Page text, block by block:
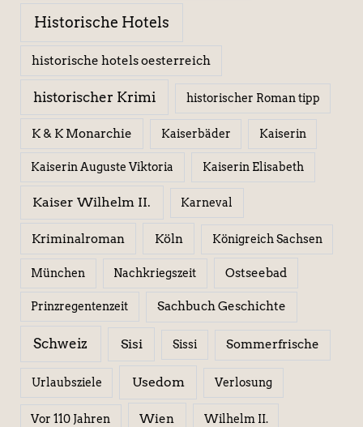
Historische Hotels
historische hotels oesterreich
historischer Krimi historischer Roman tipp
K & K Monarchie Kaiserbäder Kaiserin
Kaiserin Auguste Viktoria Kaiserin Elisabeth
Kaiser Wilhelm II. Karneval
Kriminalroman Köln Königreich Sachsen
München Nachkriegszeit Ostseebad
Prinzregentenzeit Sachbuch Geschichte
Schweiz Sisi Sissi Sommerfrische
Urlaubsziele Usedom Verlosung
Vor 110 Jahren Wien Wilhelm II.